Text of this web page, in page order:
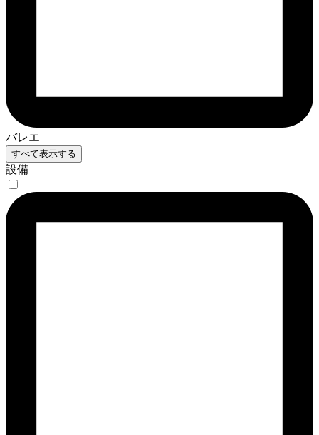
バレエ
すべて表示する
設備